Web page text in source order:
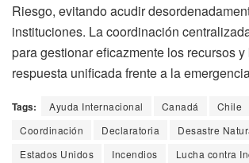
Riesgo, evitando acudir
instituciones. La coordinación
para gestionar eficazmente los recursos
respuesta unificada frente a la
Tags: Ayuda Internacional Canadá Chile
Coordinación
Declaratoria Desastre
Estados Unidos
Incendios
Lucha contra